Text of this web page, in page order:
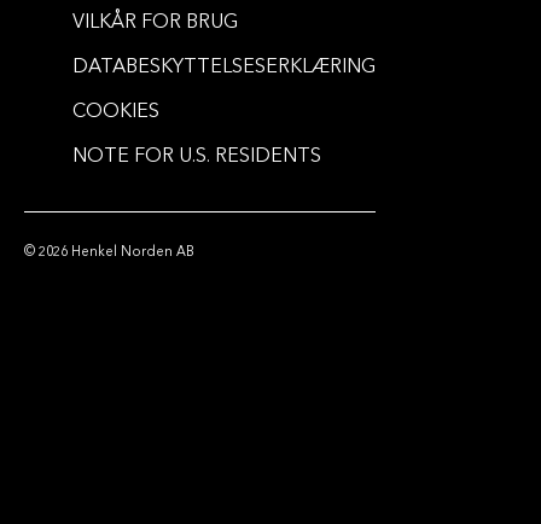
VILKÅR FOR BRUG
DATABESKYTTELSESERKLÆRING
COOKIES
NOTE FOR U.S. RESIDENTS
© 2026 Henkel Norden AB